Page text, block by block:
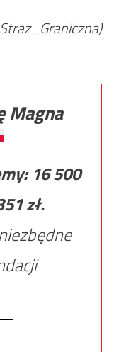
Magna
16 500
zł.